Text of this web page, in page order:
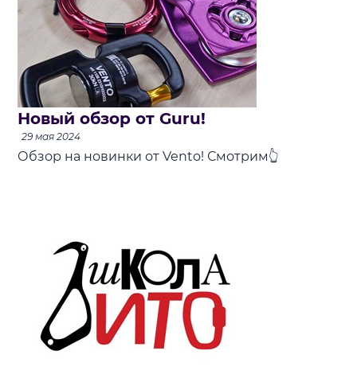
Новый обзор от Guru!
29 мая 2024
Обзор на новинки от Vento! Смотрим👆